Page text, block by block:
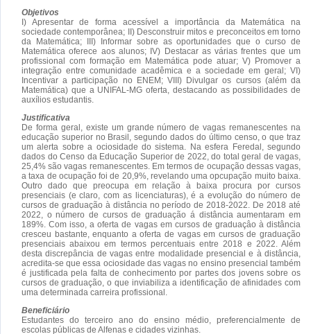
Objetivos
I) Apresentar de forma acessível a importância da Matemática na
sociedade contemporânea; II) Desconstruir mitos e preconceitos em torno
da Matemática; III) Informar sobre as oportunidades que o curso de
Matemática oferece aos alunos; IV) Destacar as várias frentes que um
profissional com formação em Matemática pode atuar; V) Promover a
integração entre comunidade acadêmica e a sociedade em geral; VI)
Incentivar a participação no ENEM; VIII) Divulgar os cursos (além da
Matemática) que a UNIFAL-MG oferta, destacando as possibilidades de
auxílios estudantis.
Justificativa
De forma geral, existe um grande número de vagas remanescentes na
educação superior no Brasil, segundo dados do último censo, o que traz
um alerta sobre a ociosidade do sistema. Na esfera Feredal, segundo
dados do Censo da Educação Superior de 2022, do total geral de vagas,
25,4% são vagas remanescentes. Em termos de ocupação dessas vagas,
a taxa de ocupação foi de 20,9%, revelando uma opcupação muito baixa.
Outro dado que preocupa em relação à baixa procura por cursos
presenciais (e claro, com as licenciaturas), é a evolução do número de
cursos de graduação à distância no período de 2018-2022. De 2018 até
2022, o número de cursos de graduação á distância aumentaram em
189%. Com isso, a oferta de vagas em cursos de graduaçâo à distância
cresceu bastante, enquanto a oferta de vagas em cursos de graduação
presenciais abaixou em termos percentuais entre 2018 e 2022. Além
desta discrepância de vagas entre modalidade presencial e à distância,
acredita-se que essa ociosidade das vagas no ensino presencial também
é justificada pela falta de conhecimento por partes dos jovens sobre os
cursos de graduação, o que inviabiliza a identificação de afinidades com
uma determinada carreira profissional.
Beneficiário
Estudantes do terceiro ano do ensino médio, preferencialmente de
escolas públicas de Alfenas e cidades vizinhas.